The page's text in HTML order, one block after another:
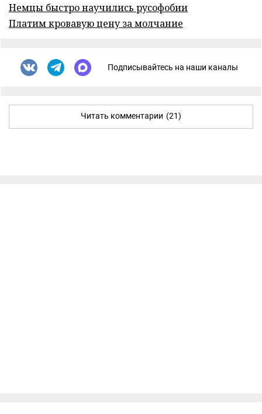
Немцы быстро научились русофобии
Платим кровавую цену за молчание
Подписывайтесь на наши каналы
Читать комментарии (21)